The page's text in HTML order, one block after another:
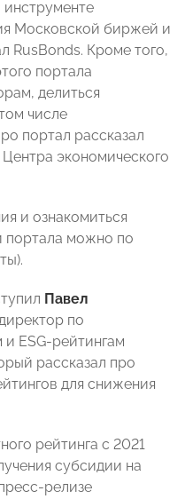
Московской биржей и
RusBonds. Кроме того,
портала
делиться
числе
портал рассказал
экономического
и ознакомиться
портала можно по
Павел
по
ESG-рейтингам
рассказал про
для снижения
рейтинга с 2021
субсидии на
релизе